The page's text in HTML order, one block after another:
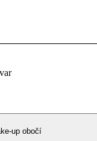
up obočí